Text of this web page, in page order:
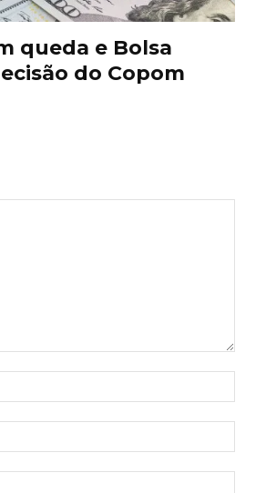
queda e Bolsa
do Copom
mail:*